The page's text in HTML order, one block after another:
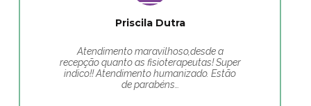
Priscila Dutra
Atendimento maravilhoso,desde a
recepção quanto as fisioterapeutas! Super
indico!! Atendimento humanizado. Estão
de parabéns…